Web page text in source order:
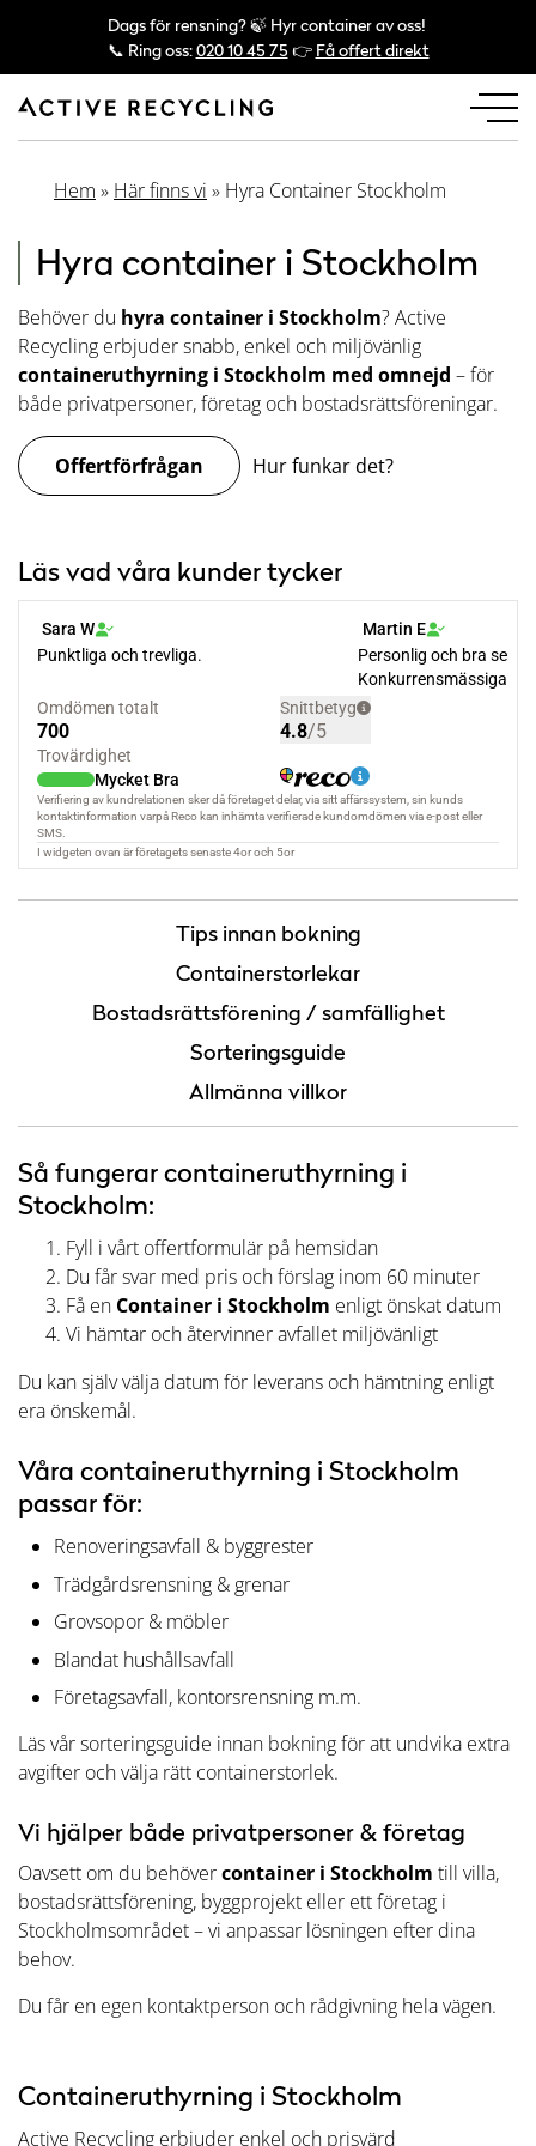
Dags för rensning? 🍃 Hyr container av oss!
📞 Ring oss:020 10 45 75 👉 Få offert direkt
Hem » Här finns vi » Hyra Container Stockholm
Hyra container i Stockholm
Behöver du hyra container i Stockholm? Active
Recycling erbjuder snabb, enkel och miljövänlig
containeruthyrning i Stockholm med omnejd – för
både privatpersoner, företag och bostadsrättsföreningar.
Offertförfrågan Hur funkar det?
Läs vad våra kunder tycker
Tips innan bokning
Containerstorlekar
Bostadsrättsförening / samfällighet
Sorteringsguide
Allmänna villkor
Så fungerar containeruthyrning i
Stockholm:
Fyll i vårt offertformulär på hemsidan
Du får svar med pris och förslag inom 60 minuter
Få en Container i Stockholm enligt önskat datum
Vi hämtar och återvinner avfallet miljövänligt
Du kan själv välja datum för leverans och hämtning enligt
era önskemål.
Våra containeruthyrning i Stockholm
passar för:
Renoveringsavfall & byggrester
Trädgårdsrensning & grenar
Grovsopor & möbler
Blandat hushållsavfall
Företagsavfall, kontorsrensning m.m.
Läs vår sorteringsguide innan bokning för att undvika extra
avgifter och välja rätt containerstorlek.
Vi hjälper både privatpersoner & företag
Oavsett om du behövercontainer i Stockholm till villa,
bostadsrättsförening, byggprojekt eller ett företag i
Stockholmsområdet – vi anpassar lösningen efter dina
behov.
Du får en egen kontaktperson och rådgivning hela vägen.
Containeruthyrning i Stockholm
Active Recycling erbjuder enkel och prisvärd